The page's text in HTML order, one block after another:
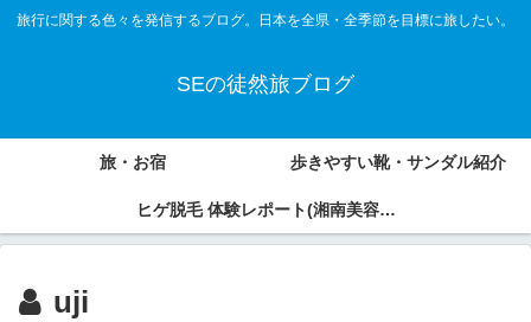
旅行に関する色々を発信するブログ。日本を全県・全季節を目標に旅したい。
SEの徒然旅ブログ
旅・お宿 歩きやすい靴・サンダル紹介
ヒゲ脱毛 体験レポート(湘南美容外
uji